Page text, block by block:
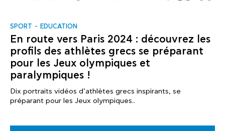
SPORT EDUCATION
En route vers Paris 2024 : découvrez les
profils des athlètes grecs se préparant
pour les Jeux olympiques et
paralympiques !
Dix portraits vidéos d’athlètes grecs inspirants, se
préparant pour les Jeux olympiques..